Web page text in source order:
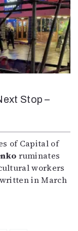
Stop –
of Capital of
ruminates
workers
in March